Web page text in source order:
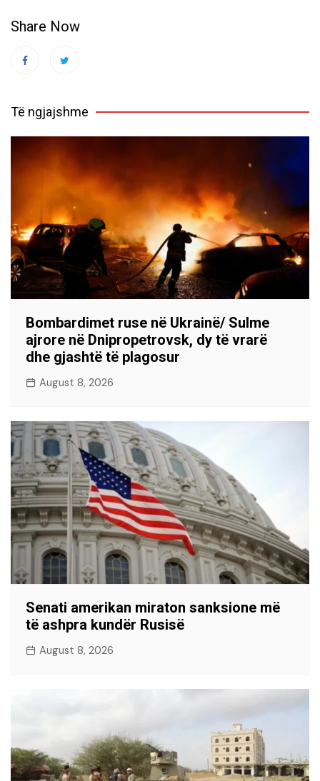
Share Now
Të ngjajshme
Bombardimet ruse në Ukrainë/ Sulme
ajrore në Dnipropetrovsk, dy të vrarë
dhe gjashtë të plagosur
August 8, 2026
Senati amerikan miraton sanksione më
të ashpra kundër Rusisë
August 8, 2026